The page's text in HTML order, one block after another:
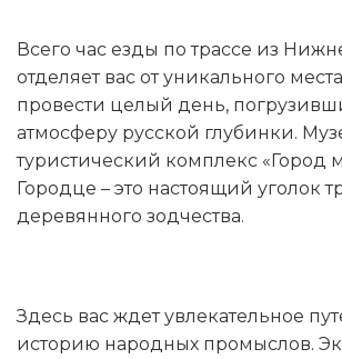
Всего час езды по трассе из
отделяет вас от уникального
провести целый день,
атмосферу русской глубинки.
туристический комплекс «Город
Городце – это настоящий уголок
деревянного зодчества.
Здесь вас ждет увлекательное
историю народных промыслов.